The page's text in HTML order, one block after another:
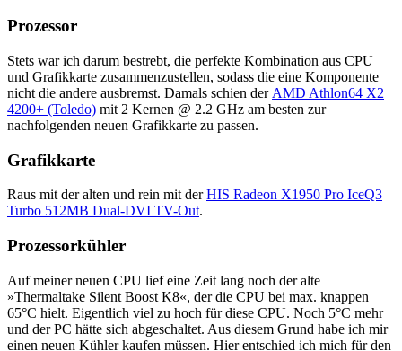
Prozessor
Stets war ich darum bestrebt, die perfekte Kombination aus CPU
und Grafikkarte zusammenzustellen, sodass die eine Komponente
nicht die andere ausbremst. Damals schien der AMD Athlon64 X2
4200+ (Toledo) mit 2 Kernen @ 2.2 GHz am besten zur
nachfolgenden neuen Grafikkarte zu passen.
Grafikkarte
Raus mit der alten und rein mit derHIS Radeon X1950 Pro IceQ3
Turbo 512MB Dual-DVI TV-Out.
Prozessorkühler
Auf meiner neuen CPU lief eine Zeit lang noch der alte
»Thermaltake Silent Boost K8«, der die CPU bei max. knappen
65°C hielt. Eigentlich viel zu hoch für diese CPU. Noch 5°C mehr
und der PC hätte sich abgeschaltet. Aus diesem Grund habe ich mir
einen neuen Kühler kaufen müssen. Hier entschied ich mich für den